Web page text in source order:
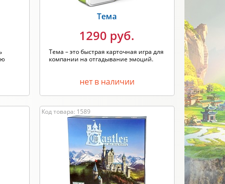
Тема
1290 руб.
Тема – это быстрая карточная игра для
компании на отгадывание эмоций.
нет в наличии
Код товара: 1589